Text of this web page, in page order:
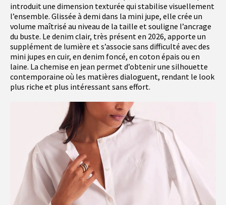
introduit une dimension texturée qui stabilise visuellement
l’ensemble. Glissée à demi dans la mini jupe, elle crée un
volume maîtrisé au niveau de la taille et souligne l’ancrage
du buste. Le denim clair, très présent en 2026, apporte un
supplément de lumière et s’associe sans difficulté avec des
mini jupes en cuir, en denim foncé, en coton épais ou en
laine. La chemise en jean permet d’obtenir une silhouette
contemporaine où les matières dialoguent, rendant le look
plus riche et plus intéressant sans effort.